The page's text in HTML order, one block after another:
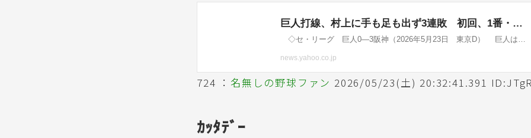
724 ： 名無しの野球ファン 2026/05/23(土) 20:32:41.391
ｶｯﾀﾃﾞｰ